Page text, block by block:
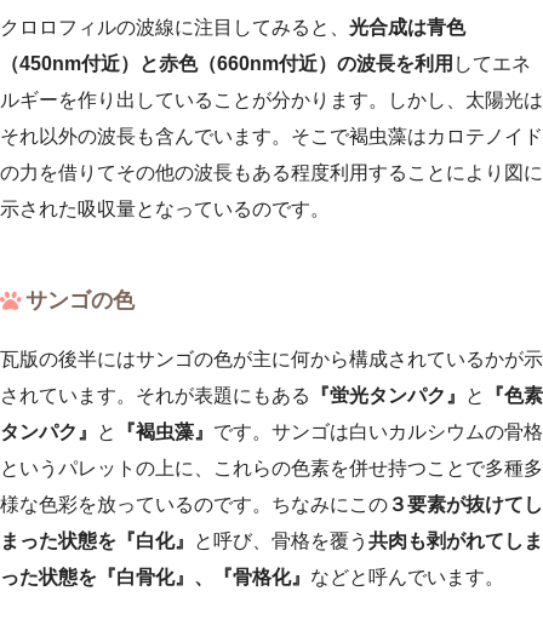
クロロフィルの波線に注目してみると、 光合成は青色
（450nm付近）と赤色（660nm付近）の波長を利用 してエネ
ルギーを作り出していることが分かります。しかし、太陽光は
それ以外の波長も含んでいます。そこで褐虫藻はカロテノイド
の力を借りてその他の波長もある程度利用することにより図に
示された吸収量となっているのです。
サンゴの色
瓦版の後半にはサンゴの色が主に何から構成されているかが示
されています。それが表題にもある
『蛍光タンパク』 と
『色素
タンパク』
と 『褐虫藻』 です。サンゴは白いカルシウムの骨格
というパレットの上に、これらの色素を併せ持つことで多種多
様な色彩を放っているのです。ちなみにこの ３要素が抜けてし
まった状態を『白化』
と呼び、骨格を覆う 共肉も剥がれてしま
った状態を『白骨化』、『骨格化』 などと呼んでいます。